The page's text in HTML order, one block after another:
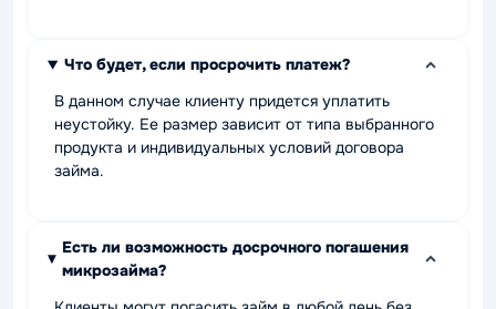
Что будет, если просрочить платеж?
В данном случае клиенту придется уплатить
неустойку. Ее размер зависит от типа выбранного
продукта и индивидуальных условий договора
займа.
Есть ли возможность досрочного погашения
микрозайма?